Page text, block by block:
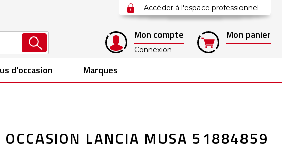
Accéder à l'espace professionnel
Mon compte
Connexion
Mon panier
d'occasion Marques
OCCASION LANCIA MUSA 51884859